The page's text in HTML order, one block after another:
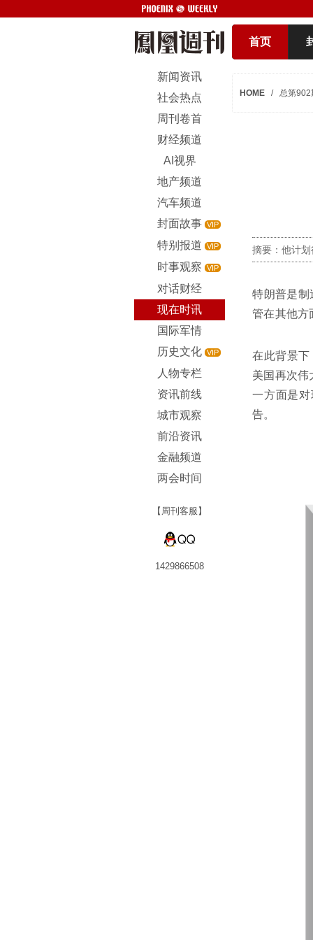
首页
新闻资讯
社会热点
周刊卷首
财经频道
AI视界
地产频道
汽车频道
封面故事 VIP
特别报道 VIP
时事观察 VIP
对话财经
现在时讯
国际军情
历史文化 VIP
人物专栏
资讯前线
城市观察
前沿资讯
金融频道
两会时间
【周刊客服】
1429866508
HOME / 总第902
摘要：他计
特朗普是制
管在其他方
在此背景下
美国再次伟
一方面是
告。